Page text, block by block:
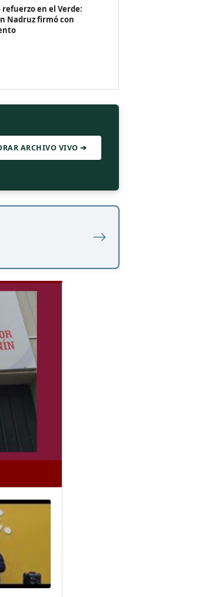
refuerzo en el Verde:
Nadruz firmó con
ARCHIVO VIVO ➔